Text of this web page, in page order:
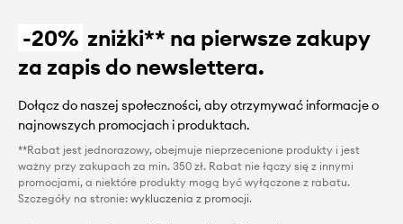
-20% zniżki** na pierwsze zakupy
za zapis do newslettera.
Dołącz do naszej społeczności, aby otrzymywać informacje o
najnowszych promocjach i produktach.
**Rabat jest jednorazowy, obejmuje nieprzecenione produkty i jest
ważny przy zakupach za min. 350 zł. Rabat nie łączy się z innymi
promocjami, a niektóre produkty mogą być wyłączone z rabatu.
Szczegóły na stronie: wykluczenia z promocji.